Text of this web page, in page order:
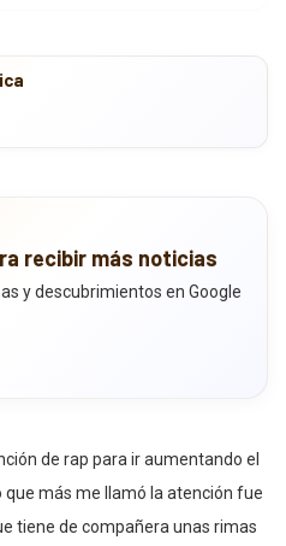
recibir más noticias
y descubrimientos en Google
de rap para ir aumentando el
más me llamó la atención fue
tiene de compañera unas rimas